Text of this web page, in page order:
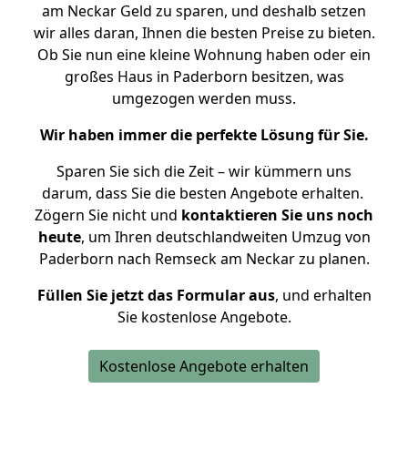
am Neckar Geld zu sparen, und deshalb setzen
wir alles daran, Ihnen die besten Preise zu bieten.
Ob Sie nun eine kleine Wohnung haben oder ein
großes Haus in Paderborn besitzen, was
umgezogen werden muss.
Wir haben immer die perfekte Lösung für Sie.
Sparen Sie sich die Zeit – wir kümmern uns
darum, dass Sie die besten Angebote erhalten.
Zögern Sie nicht und kontaktieren Sie uns noch
heute, um Ihren deutschlandweiten Umzug von
Paderborn nach Remseck am Neckar zu planen.
Füllen Sie jetzt das Formular aus, und erhalten
Sie kostenlose Angebote.
Kostenlose Angebote erhalten